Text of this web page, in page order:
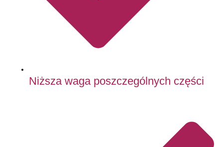
Niższa waga poszczególnych części